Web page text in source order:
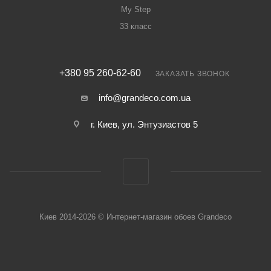
My Step
33 класс
+380 95 260-62-60 ЗАКАЗАТЬ ЗВОНОК
info@grandeco.com.ua
г. Киев, ул. Энтузиастов 5
Киев 2014-2026 © Интернет-магазин обоев Grandeco